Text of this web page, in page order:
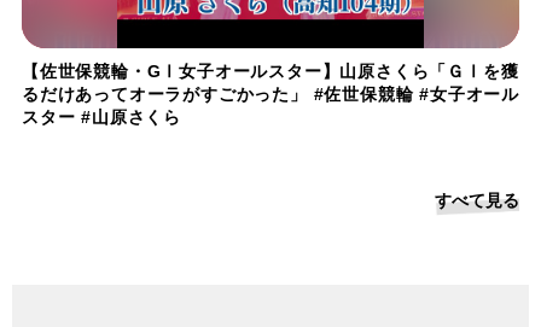
【佐世保競輪・GⅠ女子オールスター】山原さくら「ＧⅠを獲
るだけあってオーラがすごかった」 #佐世保競輪 #女子オール
スター #山原さくら
すべて見る